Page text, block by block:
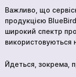
Важливо, що
продукцією
широкий спектр
використовуються
Йдеться, зокрема,